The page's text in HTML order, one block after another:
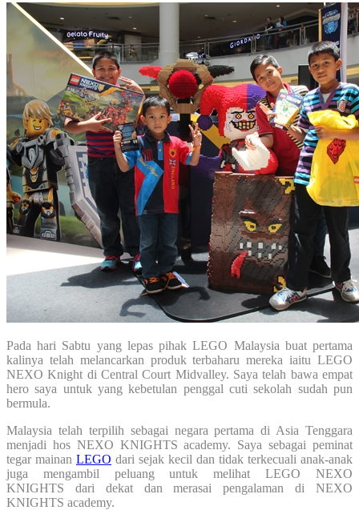
Pada hari Sabtu yang lepas pihak LEGO Malaysia buat pertama
kalinya telah melancarkan produk terbaharu mereka iaitu LEGO
NEXO Knight di Central Court Midvalley. Saya telah bawa empat
hero saya untuk yang kebetulan penggal cuti sekolah sudah pun
bermula.
Malaysia telah terpilih sebagai negara pertama di Asia Tenggara
menjadi hos NEXO KNIGHTS academy. Saya sebagai peminat
tegar mainan LEGO dari sejak kecil dan tidak terkecuali anak-anak
juga mengambil peluang untuk melihat LEGO NEXO
KNIGHTS dari dekat dan merasai pengalaman di NEXO
KNIGHTS academy.